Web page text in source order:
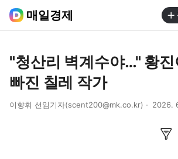
매일경제
"청산리 벽계수야…" 황진
빠진 칠레 작가
이향휘 선임기자(scent200@mk.co.kr) 2026.